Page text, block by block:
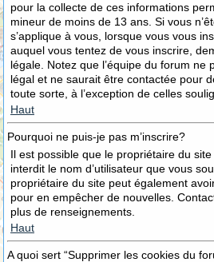
pour la collecte de ces informations
mineur de moins de 13 ans. Si vous
s’applique à vous, lorsque vous vous
auquel vous tentez de vous inscrire,
légale. Notez que l’équipe du forum ne
légal et ne saurait être contactée pour
toute sorte, à l’exception de celles
Haut
Pourquoi ne puis-je pas m’inscrire?
Il est possible que le propriétaire du
interdit le nom d’utilisateur que vous
propriétaire du site peut également
pour en empêcher de nouvelles.
plus de renseignements.
Haut
A quoi sert “Supprimer les cookies du